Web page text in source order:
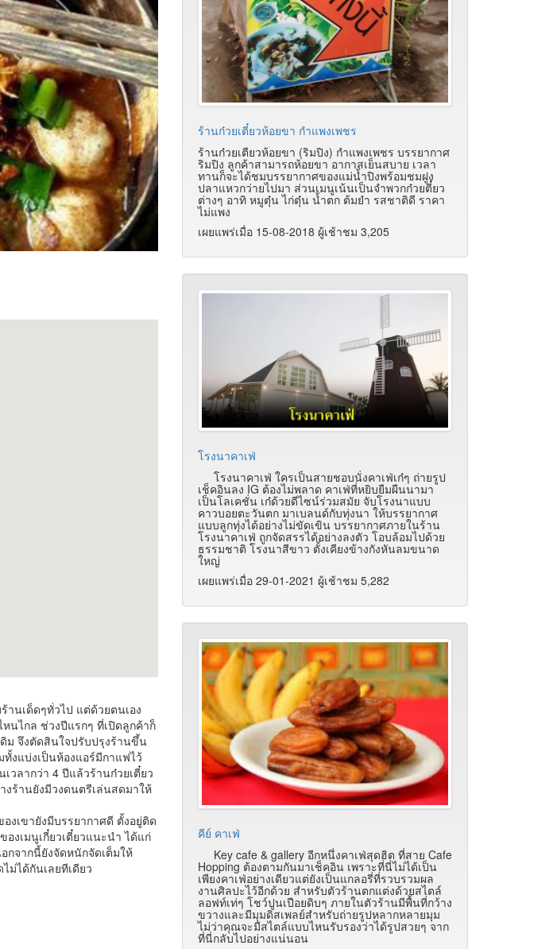
นเด็ดๆทั่วไป แต่ด้วยตนเอง
หนไกล ช่วงปีแรกๆ ที่เปิดลูกค้าก็
ม จึงตัดสินใจปรับปรุงร้านขึ้น
งแบ่งเป็นห้องแอร์มีกาแฟไว้
วลากว่า 4 ปีแล้วร้านก๋วยเตี๋ยว
งร้านยังมีวงดนตรีเล่นสดมาให้
งเขายังมีบรรยากาศดี ตั้งอยู่ติด
งเมนูเกี๋ยวเตี๋ยวแนะนำ ได้แก่
กจากนี้ยังจัดหนักจัดเต็มให้
ม่ได้กันเลยทีเดียว
ร้านก๋วยเตี๋ยวห้อยขา กำแพงเพชร
ร้านก๋วยเตียวห้อยขา (ริมปิง) กำแพงเพชร บรรยากาศ
ริมปิง ลูกค้าสามารถห้อยขา อากาสเย็นสบาย เวลา
ทานก็จะได้ชมบรรยากาศของแม่น้ำปิงพร้อมชมฝูง
ปลาแหวกว่ายไปมา ส่วนเมนูเน้นเป็นจำพวกก๋วยตี๋ยว
ต่างๆ อาทิ หมูตุ๋น ไก่ตุ๋น น้ำตก ต้มยำ รสชาติดี ราคา
ไม่แพง
เผยแพร่เมื่อ 15-08-2018 ผู้เช้าชม 3,205
โรงนาคาเฟ่
โรงนาคาเฟ่ ใครเป็นสายชอบนั่งคาเฟ่เก๋ๆ ถ่ายรูป
เช็คอินลง IG ต้องไม่พลาด คาเฟ่ที่หยิบยืมผืนนามา
เป็นโลเคชั่น เก๋ด้วยดีไซน์ร่วมสมัย จับโรงนาแบบ
คาวบอยตะวันตก มาเบลนด์กับทุ่งนา ให้บรรยากาศ
แบบลูกทุ่งได้อย่างไม่ขัดเขิน บรรยากาศภายในร้าน
โรงนาคาเฟ่ ถูกจัดสรรได้อย่างลงตัว โอบล้อมไปด้วย
ธรรมชาติ โรงนาสีขาว ตั้งเคียงข้างกังหันลมขนาด
ใหญ่
เผยแพร่เมื่อ 29-01-2021 ผู้เช้าชม 5,282
คีย์ คาเฟ่
Key cafe & gallery อีกหนึ่งคาเฟ่สุดฮิต ที่สาย Cafe
Hopping ต้องตามกันมาเช็คอิน เพราะที่นี่ไม่ได้เป็น
เพียงคาเฟ่อย่างเดียวแต่ยังเป็นแกลอรี่ที่รวบรวมผล
งานศิลปะไว้อีกด้วย สำหรับตัวร้านตกแต่งด้วยสไตล์
ลอฟท์เท่ๆ โชว์ปูนเปือยดิบๆ ภายในตัวร้านมีพื้นที่กว้าง
ขวางและมีมุมดิสเพลย์สำหรับถ่ายรูปหลากหลายมุม
ไม่ว่าคุณจะมีสไตล์แบบไหนรับรองว่าได้รูปสวยๆ จาก
ที่นี่กลับไปอย่างแน่นอน